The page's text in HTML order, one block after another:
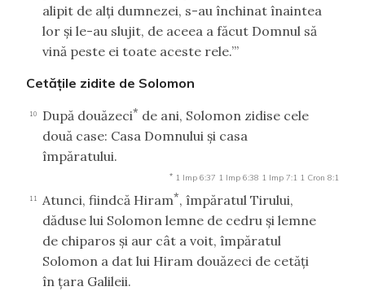
alipit de alţi dumnezei, s-au închinat înaintea
lor şi le-au slujit, de aceea a făcut Domnul să
vină peste ei toate aceste rele.’”
Cetăţile zidite de Solomon
10 După douăzeci* de ani, Solomon zidise cele
două case: Casa Domnului şi casa
împăratului.
* 1 Imp 6:37 1 Imp 6:38 1 Imp 7:1 1 Cron 8:1
11 Atunci, fiindcă Hiram*, împăratul Tirului,
dăduse lui Solomon lemne de cedru şi lemne
de chiparos şi aur cât a voit, împăratul
Solomon a dat lui Hiram douăzeci de cetăţi
în ţara Galileii.